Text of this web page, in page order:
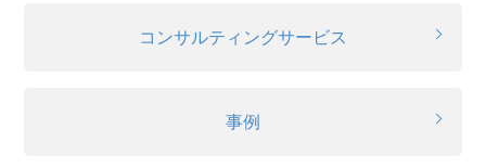
コンサルティングサービス
事例